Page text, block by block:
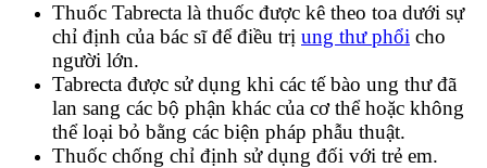
Thuốc Tabrecta là thuốc được kê theo toa dưới sự
chỉ định của bác sĩ để điều trị ung thư phổi cho
người lớn.
Tabrecta được sử dụng khi các tế bào ung thư đã
lan sang các bộ phận khác của cơ thể hoặc không
thể loại bỏ bằng các biện pháp phẫu thuật.
Thuốc chống chỉ định sử dụng đối với trẻ em.